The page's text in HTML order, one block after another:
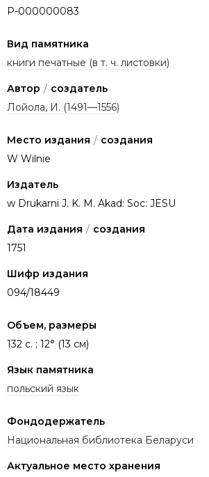
P-000000083
Вид памятника
книги печатные (в т. ч. листовки)
Автор / создатель
Лойола, И. (1491—1556)
Место издания / создания
W Wilnie
Издатель
w Drukarni J. K. M. Akad: Soc: JESU
Дата издания / создания
1751
Шифр издания
094/18449
Объем, размеры
132 с. ; 12° (13 см)
Язык памятника
польский язык
Фондодержатель
Национальная библиотека Беларуси
Актуальное место хранения